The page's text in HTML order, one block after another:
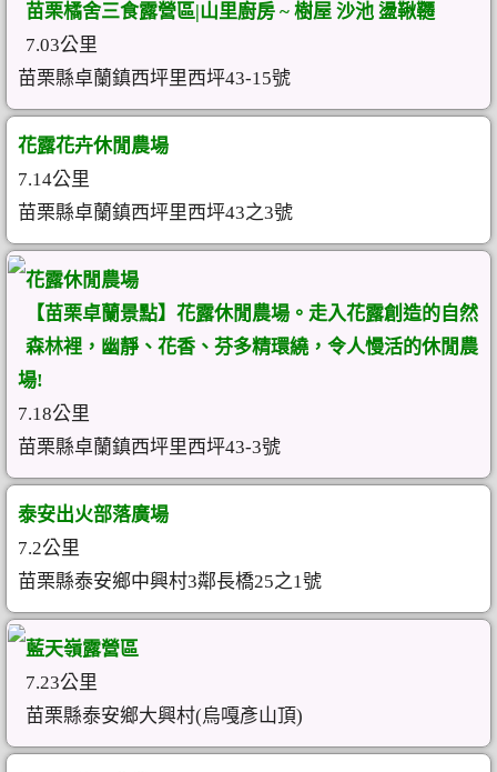
苗栗橘舍三食露營區|山里廚房 ~ 樹屋 沙池 盪鞦韆
7.03公里
苗栗縣卓蘭鎮西坪里西坪43-15號
花露花卉休閒農場
7.14公里
苗栗縣卓蘭鎮西坪里西坪43之3號
花露休閒農場
【苗栗卓蘭景點】花露休閒農場。走入花露創造的自然
森林裡，幽靜、花香、芬多精環繞，令人慢活的休閒農
場!
7.18公里
苗栗縣卓蘭鎮西坪里西坪43-3號
泰安出火部落廣場
7.2公里
苗栗縣泰安鄉中興村3鄰長橋25之1號
藍天嶺露營區
7.23公里
苗栗縣泰安鄉大興村(烏嘎彥山頂)